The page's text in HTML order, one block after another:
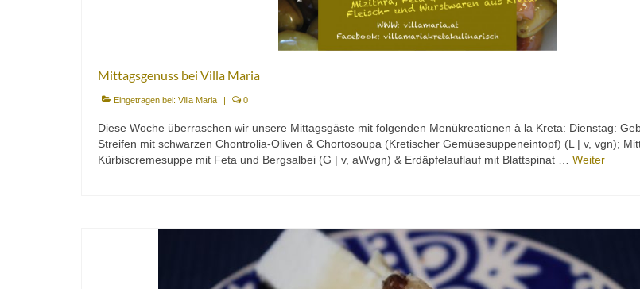
Mittagsgenuss bei Villa Maria
Eingetragen bei: Villa Maria | 0
Diese Woche überraschen wir unsere Mittagsgäste mit folgenden Menükreationen à la Kreta: Dienstag:
Streifen mit schwarzen Chontrolia-Oliven & Chortosoupa (Kretischer Gemüsesuppeneintopf) (L | v, vgn);
Kürbiscremesuppe mit Feta und Bergsalbei (G | v, aWvgn) & Erdäpfelauflauf mit Blattspinat … Weiter